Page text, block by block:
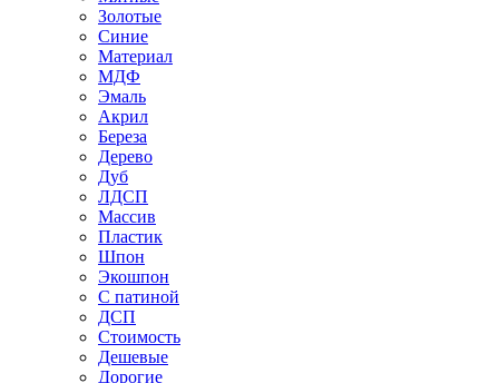
Золотые
Синие
Материал
МДФ
Эмаль
Акрил
Береза
Дерево
Дуб
ЛДСП
Массив
Пластик
Шпон
Экошпон
С патиной
ДСП
Стоимость
Дешевые
Дорогие